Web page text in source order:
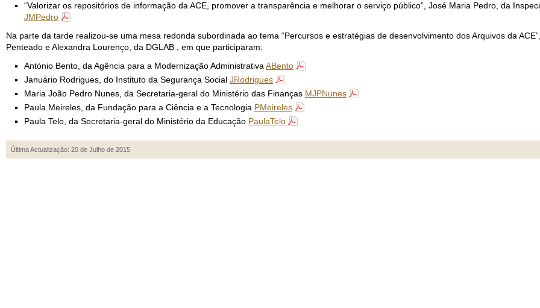
“Valorizar os repositórios de informação da ACE, promover a transparência e melhorar o serviço público”, José Maria Pedro, da
JMPedro
Na parte da tarde realizou-se uma mesa redonda subordinada ao tema “Percursos e estratégias de desenvolvimento dos Arquivos da
Penteado e Alexandra Lourenço, da DGLAB , em que participaram:
António Bento, da Agência para a Modernização Administrativa ABento
Januário Rodrigues, do Instituto da Segurança Social JRodrigues
Maria João Pedro Nunes, da Secretaria-geral do Ministério das Finanças MJPNunes
Paula Meireles, da Fundação para a Ciência e a Tecnologia PMeireles
Paula Telo, da Secretaria-geral do Ministério da Educação PaulaTelo
Última Actualização: 20 de Julho de 2015